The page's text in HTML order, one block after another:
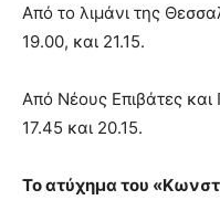
Από το λιμάνι της
19.00, και 21.15.
Από Νέους Επιβάτες
17.45 και 20.15.
Το ατύχημα του